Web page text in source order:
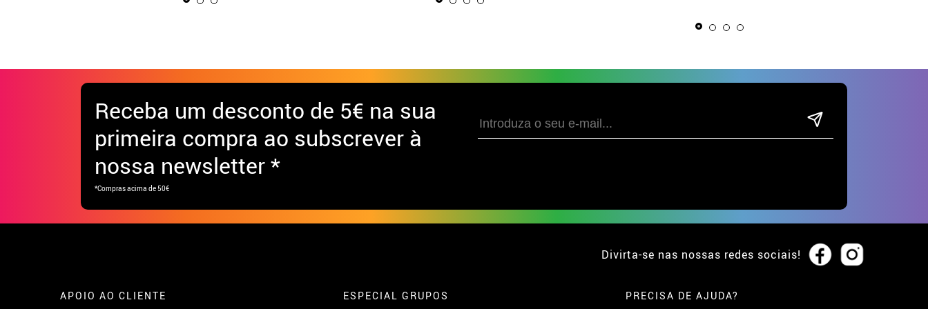
Receba um desconto de 5€ na sua
primeira compra ao subscrever à
nossa newsletter *
*Compras acima de 50€
Divirta-se nas nossas redes sociais!
APOIO AO CLIENTE ESPECIAL GRUPOS PRECISA DE AJUDA?